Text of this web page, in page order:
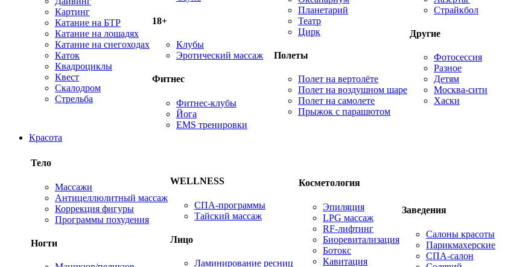
Картинг
Катание на БТР
Катание на лошадях
Катание на снегоходах
Каток
Квадроциклы
Квест
Скалодром
Стрельба
18+
Клубы
Эротический массаж
Фитнес
Фитнес-клубы
Йога
EMS тренировки
Планетарий
Театр
Цирк
Полеты
Полет на вертолёте
Полет на воздушном шаре
Полет на самолете
Прыжок с парашютом
Страйкбол
Другие
Фотосессия
Разное
Детям
Москва-сити
Хаски
Красота
Тело
Массажи
Антицеллюлитный массаж
Коррекция фигуры
Программы похудения
Ногти
WELLNESS
СПА-программы
Тайский массаж
Лицо
Ламинирование ресниц
Косметология
Эпиляция
LPG массаж
RF-лифтинг
Биоревитализация
Ботокс
Кавитация
Заведения
Салоны красоты
Парикмахерские
СПА-салон